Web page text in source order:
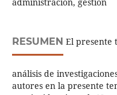
RESUMEN El presente
análisis de
autores en la presente